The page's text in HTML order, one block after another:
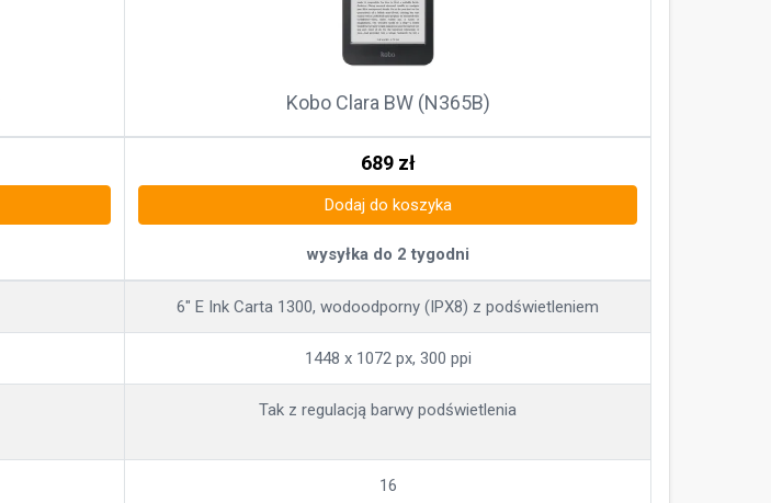
Kobo Clara BW (N365B)
689zł
Dodaj do koszyka
wysyłka do 2 tygodni
6" E Ink Carta 1300, wodoodporny (IPX8) z podświetleniem
1448 x 1072 px, 300 ppi
Tak z regulacją barwy podświetlenia
16